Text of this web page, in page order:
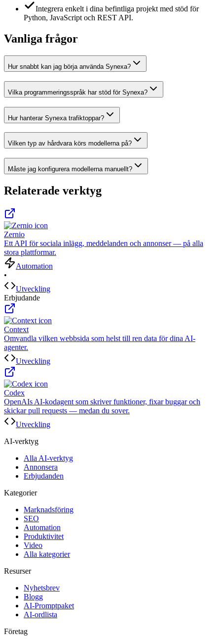
Integrera enkelt i dina befintliga projekt med stöd för
Python, JavaScript och REST API.
Vanliga frågor
Hur snabbt kan jag börja använda Synexa?
Vilka programmeringsspråk har stöd för Synexa?
Hur hanterar Synexa trafiktoppar?
Vilken typ av hårdvara körs modellerna på?
Måste jag konfigurera modellerna manuellt?
Relaterade verktyg
Zernio
Ett API för sociala inlägg, meddelanden och annonser — på alla
stora plattformar.
Automation
•
Utveckling
Erbjudande
Context
Omvandla vilken webbsida som helst till ren data för dina AI-
agenter.
Utveckling
Codex
OpenAIs AI-kodagent som skriver funktioner, fixar buggar och
skickar pull requests — medan du sover.
Utveckling
AI-verktyg
Alla AI-verktyg
Annonsera
Erbjudanden
Kategorier
Marknadsföring
SEO
Automation
Produktivitet
Video
Alla kategorier
Resurser
Nyhetsbrev
Blogg
AI-Promptpaket
AI-ordlista
Företag